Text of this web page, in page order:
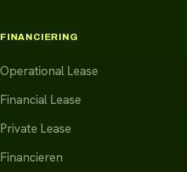
FINANCIERING
Operational Lease
Financial Lease
Private Lease
Financieren